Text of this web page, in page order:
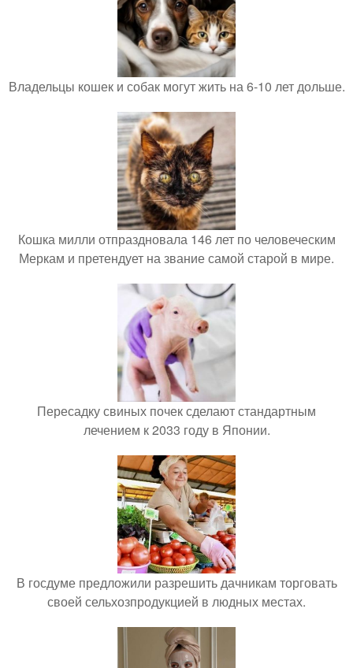
Владельцы кошек и собак могут жить на 6-10 лет дольше.
Кошка милли отпраздновала 146 лет по человеческим
Меркам и претендует на звание самой старой в мире.
Пересадку свиных почек сделают стандартным
лечением к 2033 году в Японии.
В госдуме предложили разрешить дачникам торговать
своей сельхозпродукцией в людных местах.